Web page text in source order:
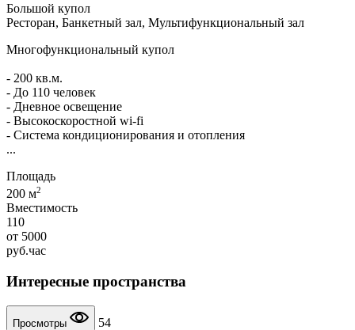
Большой купол
Ресторан, Банкетный зал, Мультифункциональный зал
Многофункциональный купол
- 200 кв.м.
- До 110 человек
- Дневное освещение
- Высокоскоростной wi-fi
- Система кондиционирования и отопления
...
Площадь
200 м2
Вместимость
110
от 5000
руб.час
Интересные пространства
Просмотры
54